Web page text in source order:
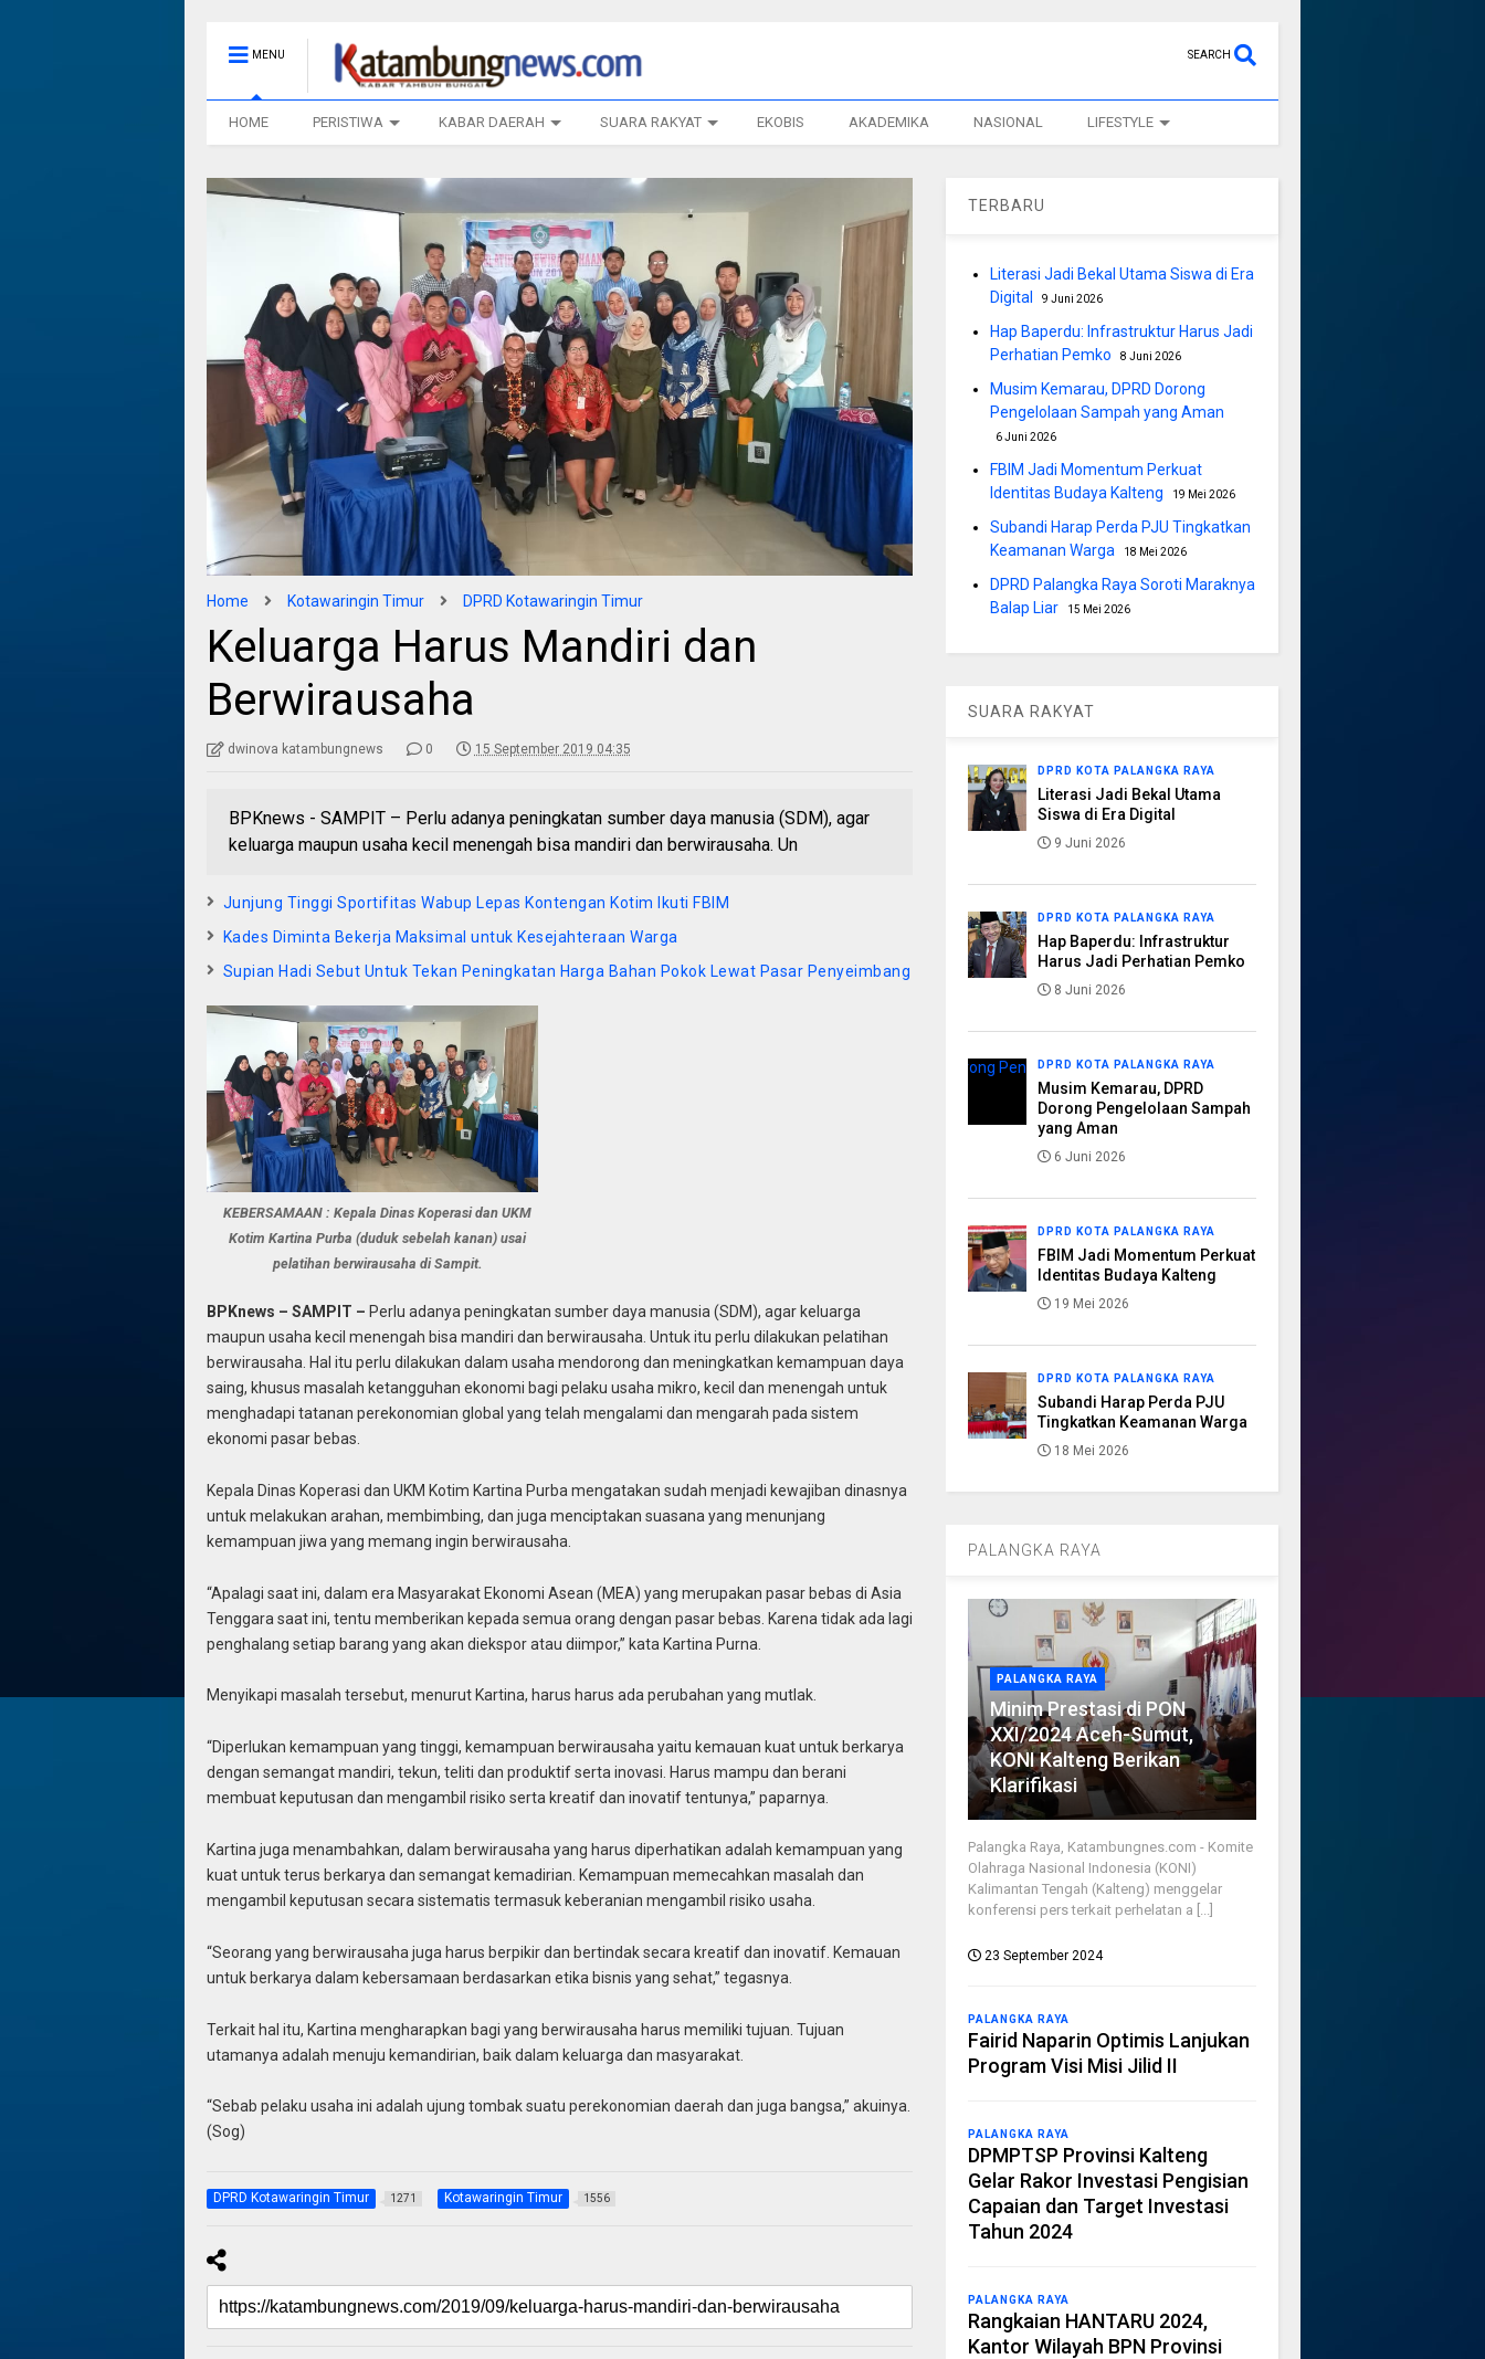
MENU SEARCH
HOME PERISTIWA KABAR DAERAH SUARA RAKYAT EKOBIS AKADEMIKA NASIONAL LIFESTYLE
Home Kotawaringin Timur DPRD Kotawaringin Timur
Keluarga Harus Mandiri dan
Berwirausaha
dwinova katambungnews 0 15 September 2019 04:35
BPKnews - SAMPIT – Perlu adanya peningkatan sumber daya manusia (SDM), agar
keluarga maupun usaha kecil menengah bisa mandiri dan berwirausaha. Un
Junjung Tinggi Sportifitas Wabup Lepas Kontengan Kotim Ikuti FBIM
Kades Diminta Bekerja Maksimal untuk Kesejahteraan Warga
Supian Hadi Sebut Untuk Tekan Peningkatan Harga Bahan Pokok Lewat Pasar Penyeimbang
KEBERSAMAAN : Kepala Dinas Koperasi dan UKM
Kotim Kartina Purba (duduk sebelah kanan) usai
pelatihan berwirausaha di Sampit.
BPKnews – SAMPIT – Perlu adanya peningkatan sumber daya manusia (SDM), agar keluarga
maupun usaha kecil menengah bisa mandiri dan berwirausaha. Untuk itu perlu dilakukan pelatihan
berwirausaha. Hal itu perlu dilakukan dalam usaha mendorong dan meningkatkan kemampuan daya
saing, khusus masalah ketangguhan ekonomi bagi pelaku usaha mikro, kecil dan menengah untuk
menghadapi tatanan perekonomian global yang telah mengalami dan mengarah pada sistem
ekonomi pasar bebas.
Kepala Dinas Koperasi dan UKM Kotim Kartina Purba mengatakan sudah menjadi kewajiban dinasnya
untuk melakukan arahan, membimbing, dan juga menciptakan suasana yang menunjang
kemampuan jiwa yang memang ingin berwirausaha.
“Apalagi saat ini, dalam era Masyarakat Ekonomi Asean (MEA) yang merupakan pasar bebas di Asia
Tenggara saat ini, tentu memberikan kepada semua orang dengan pasar bebas. Karena tidak ada lagi
penghalang setiap barang yang akan diekspor atau diimpor,” kata Kartina Purna.
Menyikapi masalah tersebut, menurut Kartina, harus harus ada perubahan yang mutlak.
“Diperlukan kemampuan yang tinggi, kemampuan berwirausaha yaitu kemauan kuat untuk berkarya
dengan semangat mandiri, tekun, teliti dan produktif serta inovasi. Harus mampu dan berani
membuat keputusan dan mengambil risiko serta kreatif dan inovatif tentunya,” paparnya.
Kartina juga menambahkan, dalam berwirausaha yang harus diperhatikan adalah kemampuan yang
kuat untuk terus berkarya dan semangat kemadirian. Kemampuan memecahkan masalah dan
mengambil keputusan secara sistematis termasuk keberanian mengambil risiko usaha.
“Seorang yang berwirausaha juga harus berpikir dan bertindak secara kreatif dan inovatif. Kemauan
untuk berkarya dalam kebersamaan berdasarkan etika bisnis yang sehat,” tegasnya.
Terkait hal itu, Kartina mengharapkan bagi yang berwirausaha harus memiliki tujuan. Tujuan
utamanya adalah menuju kemandirian, baik dalam keluarga dan masyarakat.
“Sebab pelaku usaha ini adalah ujung tombak suatu perekonomian daerah dan juga bangsa,” akuinya.
(Sog)
DPRD Kotawaringin Timur 1271 Kotawaringin Timur 1556
TERBARU
Literasi Jadi Bekal Utama Siswa di Era
Digital
9 Juni 2026
Hap Baperdu: Infrastruktur Harus Jadi
Perhatian Pemko
8 Juni 2026
Musim Kemarau, DPRD Dorong
Pengelolaan Sampah yang Aman
6 Juni 2026
FBIM Jadi Momentum Perkuat
Identitas Budaya Kalteng
19 Mei 2026
Subandi Harap Perda PJU Tingkatkan
Keamanan Warga
18 Mei 2026
DPRD Palangka Raya Soroti Maraknya
Balap Liar
15 Mei 2026
SUARA RAKYAT
DPRD KOTA PALANGKA RAYA
Literasi Jadi Bekal Utama
Siswa di Era Digital
9 Juni 2026
DPRD KOTA PALANGKA RAYA
Hap Baperdu: Infrastruktur
Harus Jadi Perhatian Pemko
8 Juni 2026
DPRD KOTA PALANGKA RAYA
Musim Kemarau, DPRD
Dorong Pengelolaan Sampah
yang Aman
6 Juni 2026
DPRD KOTA PALANGKA RAYA
FBIM Jadi Momentum Perkuat
Identitas Budaya Kalteng
19 Mei 2026
DPRD KOTA PALANGKA RAYA
Subandi Harap Perda PJU
Tingkatkan Keamanan Warga
18 Mei 2026
PALANGKA RAYA
PALANGKA RAYA
Minim Prestasi di PON
XXI/2024 Aceh-Sumut,
KONI Kalteng Berikan
Klarifikasi
Palangka Raya, Katambungnes.com - Komite
Olahraga Nasional Indonesia (KONI)
Kalimantan Tengah (Kalteng) menggelar
konferensi pers terkait perhelatan a [...]
23 September 2024
PALANGKA RAYA
Fairid Naparin Optimis Lanjukan
Program Visi Misi Jilid II
PALANGKA RAYA
DPMPTSP Provinsi Kalteng
Gelar Rakor Investasi Pengisian
Capaian dan Target Investasi
Tahun 2024
PALANGKA RAYA
Rangkaian HANTARU 2024,
Kantor Wilayah BPN Provinsi